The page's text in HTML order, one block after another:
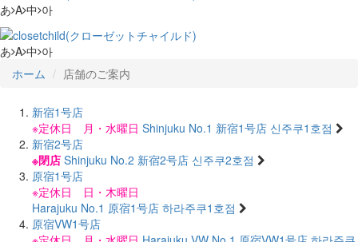
あ A 中 아
あ A 中 아
ホーム
店舗のご案内
新宿1号店
※定休日 月・水曜日 Shinjuku No.1 新宿1号店 신주쿠1호점
新宿2号店
※閉店 Shinjuku No.2 新宿2号店 신주쿠2호점
原宿1号店
※定休日 日・木曜日
Harajuku No.1 原宿1号店 하라주쿠1호점
原宿VW1号店